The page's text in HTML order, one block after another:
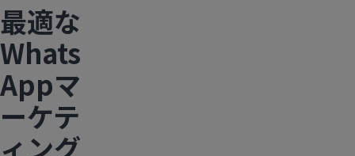
最適な
Whats
Appマ
ーケテ
ィング